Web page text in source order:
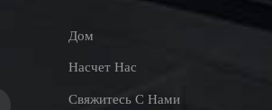
Дом
Насчет Нас
Свяжитесь С Нами